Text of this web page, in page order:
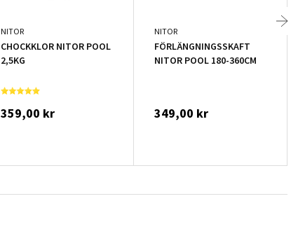
NITOR
CHOCKKLOR NITOR POOL
2,5KG
359,00 kr
NITOR
FÖRLÄNGNINGSSKAFT
NITOR POOL 180-360CM
349,00 kr